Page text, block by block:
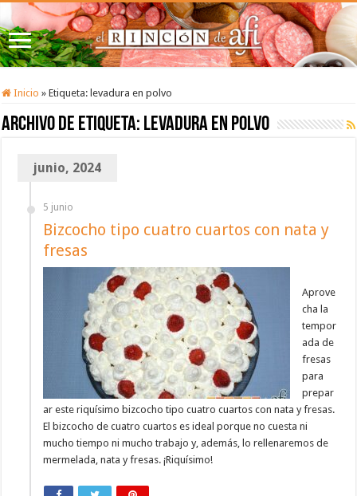
Inicio » Etiqueta: levadura en polvo
Archivo de etiqueta: levadura en polvo
junio, 2024
5 junio
Bizcocho tipo cuatro cuartos con nata y
fresas
Aprove
cha la
tempor
ada de
fresas
para
prepar
ar este riquísimo bizcocho tipo cuatro cuartos con nata y fresas.
El bizcocho de cuatro cuartos es ideal porque no cuesta ni
mucho tiempo ni mucho trabajo y, además, lo rellenaremos de
mermelada, nata y fresas. ¡Riquísimo!